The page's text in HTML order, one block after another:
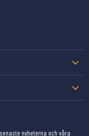
nyheterna och våra